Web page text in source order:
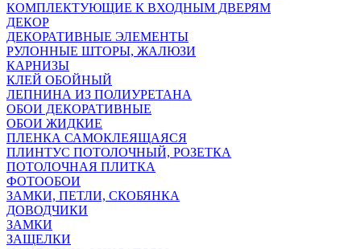
КОМПЛЕКТУЮЩИЕ К ВХОДНЫМ ДВЕРЯМ
ДЕКОР
ДЕКОРАТИВНЫЕ ЭЛЕМЕНТЫ
РУЛОННЫЕ ШТОРЫ, ЖАЛЮЗИ
КАРНИЗЫ
КЛЕЙ ОБОЙНЫЙ
ЛЕПНИНА ИЗ ПОЛИУРЕТАНА
ОБОИ ДЕКОРАТИВНЫЕ
ОБОИ ЖИДКИЕ
ПЛЕНКА САМОКЛЕЯЩАЯСЯ
ПЛИНТУС ПОТОЛОЧНЫЙ, РОЗЕТКА
ПОТОЛОЧНАЯ ПЛИТКА
ФОТООБОИ
ЗАМКИ, ПЕТЛИ, СКОБЯНКА
ДОВОДЧИКИ
ЗАМКИ
ЗАЩЕЛКИ